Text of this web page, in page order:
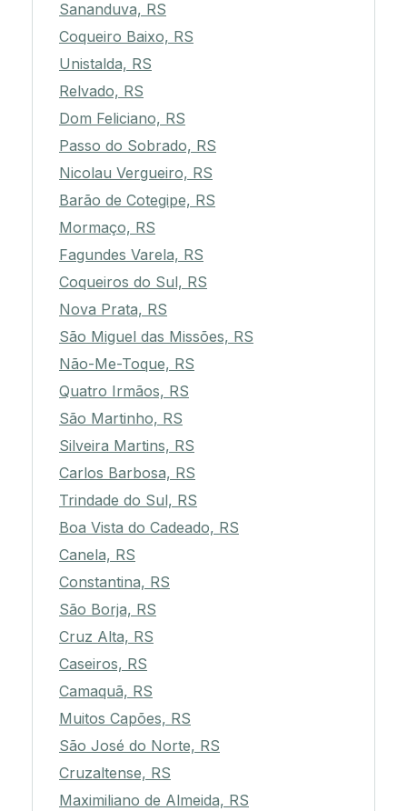
Sananduva, RS
Coqueiro Baixo, RS
Unistalda, RS
Relvado, RS
Dom Feliciano, RS
Passo do Sobrado, RS
Nicolau Vergueiro, RS
Barão de Cotegipe, RS
Mormaço, RS
Fagundes Varela, RS
Coqueiros do Sul, RS
Nova Prata, RS
São Miguel das Missões, RS
Não-Me-Toque, RS
Quatro Irmãos, RS
São Martinho, RS
Silveira Martins, RS
Carlos Barbosa, RS
Trindade do Sul, RS
Boa Vista do Cadeado, RS
Canela, RS
Constantina, RS
São Borja, RS
Cruz Alta, RS
Caseiros, RS
Camaquã, RS
Muitos Capões, RS
São José do Norte, RS
Cruzaltense, RS
Maximiliano de Almeida, RS